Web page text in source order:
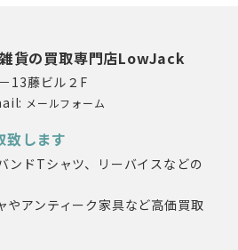
貨の買取専門店LowJack
13藤ビル２F
メールフォーム
致します
ンドTシャツ、リーバイスなどの
やアンティーク家具など高価買取